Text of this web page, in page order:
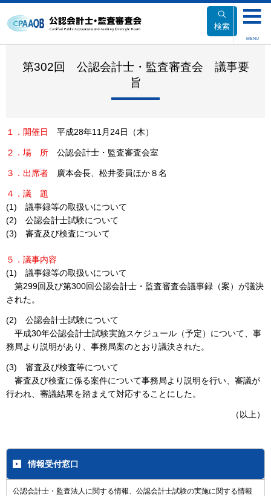
文
検索
MENU
第302回 公認会計士・監査審査会 議事要
旨
１．開催日 平成28年11月24日（木）
２．場 所 公認会計士・監査審査会室
３．出席者 廣本会長、松井委員ほか８名
４．議
題
(1) 議事録等の取扱いについて
(2) 公認会計士試験について
(3) 審査及び検査について
５．議事内容
(1) 議事録等の取扱いについて
第299回及び第300回公認会計士・監査審査会議事録（案）が議決
された。
(2) 公認会計士試験について
平成30年公認会計士試験実施スケジュール（予定）について、事
務局より説明があり、事務局案のとおり議決された。
(3) 審査及び検査等について
審査及び検査に係る案件について事務局より説明を行い、審議が
行われ、審議結果を踏まえて対応することにした。
（以上）
情報受付窓口
公認会計士・監査法人に関する情報、公認会計士試験の実施に関する情報